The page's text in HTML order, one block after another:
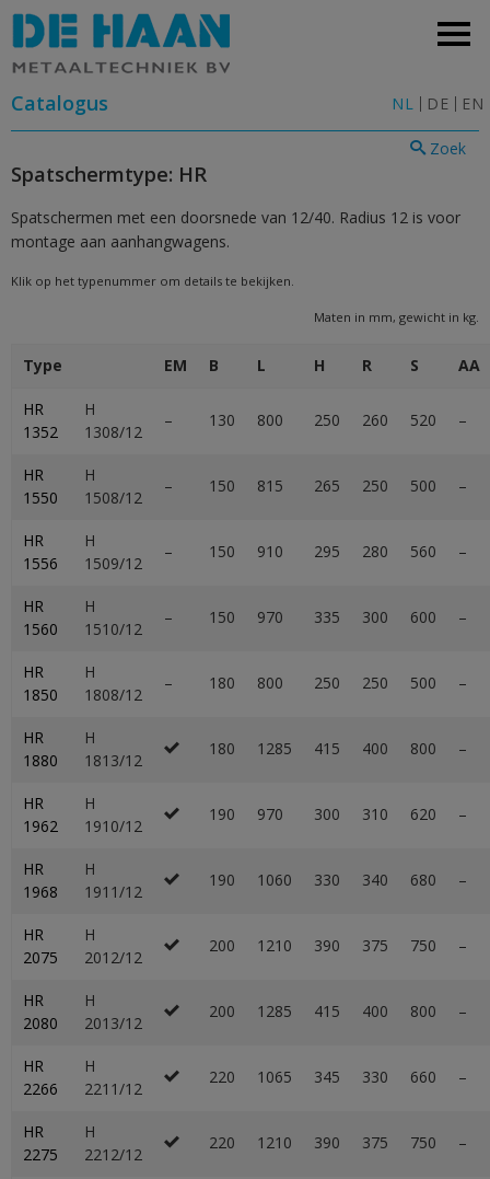
NL DE EN
Catalogus
Zoek
Spatschermtype: HR
Spatschermen met een doorsnede van 12/40. Radius 12 is voor
montage aan aanhangwagens.
Klik op het typenummer om details te bekijken.
Maten in mm, gewicht in kg.
Type EM B L H R S AA
HR
1352
H
1308/12
– 130 800 250 260 520 –
HR
1550
H
1508/12
– 150 815 265 250 500 –
HR
1556
H
1509/12
– 150 910 295 280 560 –
HR
1560
H
1510/12
– 150 970 335 300 600 –
HR
1850
H
1808/12
– 180 800 250 250 500 –
HR
1880
H
1813/12
180 1285 415 400 800 –
HR
1962
H
1910/12
190 970 300 310 620 –
HR
1968
H
1911/12
190 1060 330 340 680 –
HR
2075
H
2012/12
200 1210 390 375 750 –
HR
2080
H
2013/12
200 1285 415 400 800 –
HR
2266
H
2211/12
220 1065 345 330 660 –
HR
2275
H
2212/12
220 1210 390 375 750 –